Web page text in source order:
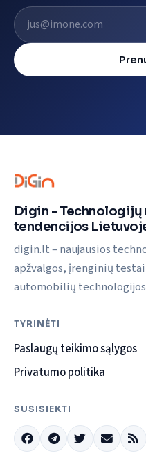
El. pašto adresas
Digin - Technologijų
tendencijos
digin.lt – naujausios
apžvalgos, įrenginių
automobilių technologijos
TYRINĖTI
Paslaugų teikimo sąlygos
Privatumo politika
SUSISIEKTI